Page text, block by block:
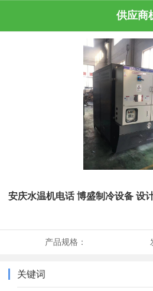
供应商
安庆水温机电话 博盛制冷设备 设
产品规格：
关键词